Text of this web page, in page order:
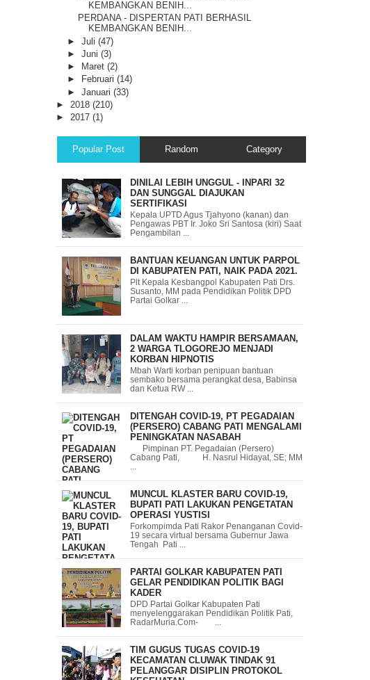
KEMBANGKAN BENIH...
PERDANA - DISPERTAN PATI BERHASIL
KEMBANGKAN BENIH...
► Juli (47)
► Juni (3)
►
Maret (2)
►
Februari (14)
► Januari (33)
► 2018 (210)
► 2017 (1)
Popular Post Random Category
DINILAI LEBIH UNGGUL - INPARI 32
DAN SUNGGAL DIAJUKAN
SERTIFIKASI
Kepala UPTD Agus Tjahyono (kanan) dan
Pengawas PBT Ir. Joko Sri Santosa (kiri) Saat
Pengambilan ...
BANTUAN KEUANGAN UNTUK PARPOL
DI KABUPATEN PATI, NAIK PADA 2021.
Plt Kepala Kesbangpol Kabupaten Pati Drs.
Susanto, MM pada Pendidikan Politik DPD
Partai Golkar ...
DALAM WAKTU HAMPIR BERSAMAAN,
2 WARGA TLOGOREJO MENJADI
KORBAN HIPNOTIS
Mbah Warti korban penipuan bantuan
sembako bersama perangkat desa, Babinsa
dan Ketua RW ...
DITENGAH COVID-19, PT PEGADAIAN
(PERSERO) CABANG PATI MENGALAMI
PENINGKATAN NASABAH
Pimpinan PT. Pegadaian (Persero)
Cabang Pati, H. Nasrul Hidayat, SE; MM
MUNCUL KLASTER BARU COVID-19,
BUPATI PATI LAKUKAN PENGETATAN
OPERASI YUSTISI
Forkompimda Pati Rakor Penanganan Covid-
19 secara virtual bersama Gubernur Jawa
Tengah Pati ...
PARTAI GOLKAR KABUPATEN PATI
GELAR PENDIDIKAN POLITIK BAGI
KADER
DPD Partai Golkar Kabupaten Pati
menyelenggarakan Pendidikan Politik Pati,
RadarMuria.Com- ...
TIM GUGUS TUGAS COVID-19
KECAMATAN CLUWAK TINDAK 91
PELANGGAR DISIPLIN PROTOKOL